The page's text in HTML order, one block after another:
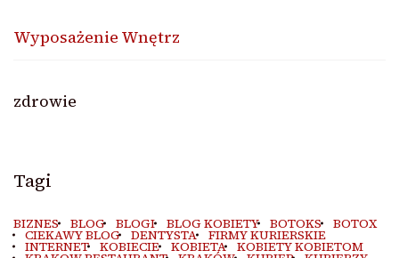
Wyposażenie Wnętrz
zdrowie
Tagi
BIZNES BLOG BLOGI BLOG KOBIETY BOTOKS BOTOX
CIEKAWY BLOG DENTYSTA FIRMY KURIERSKIE
INTERNET KOBIECIE KOBIETA KOBIETY KOBIETOM